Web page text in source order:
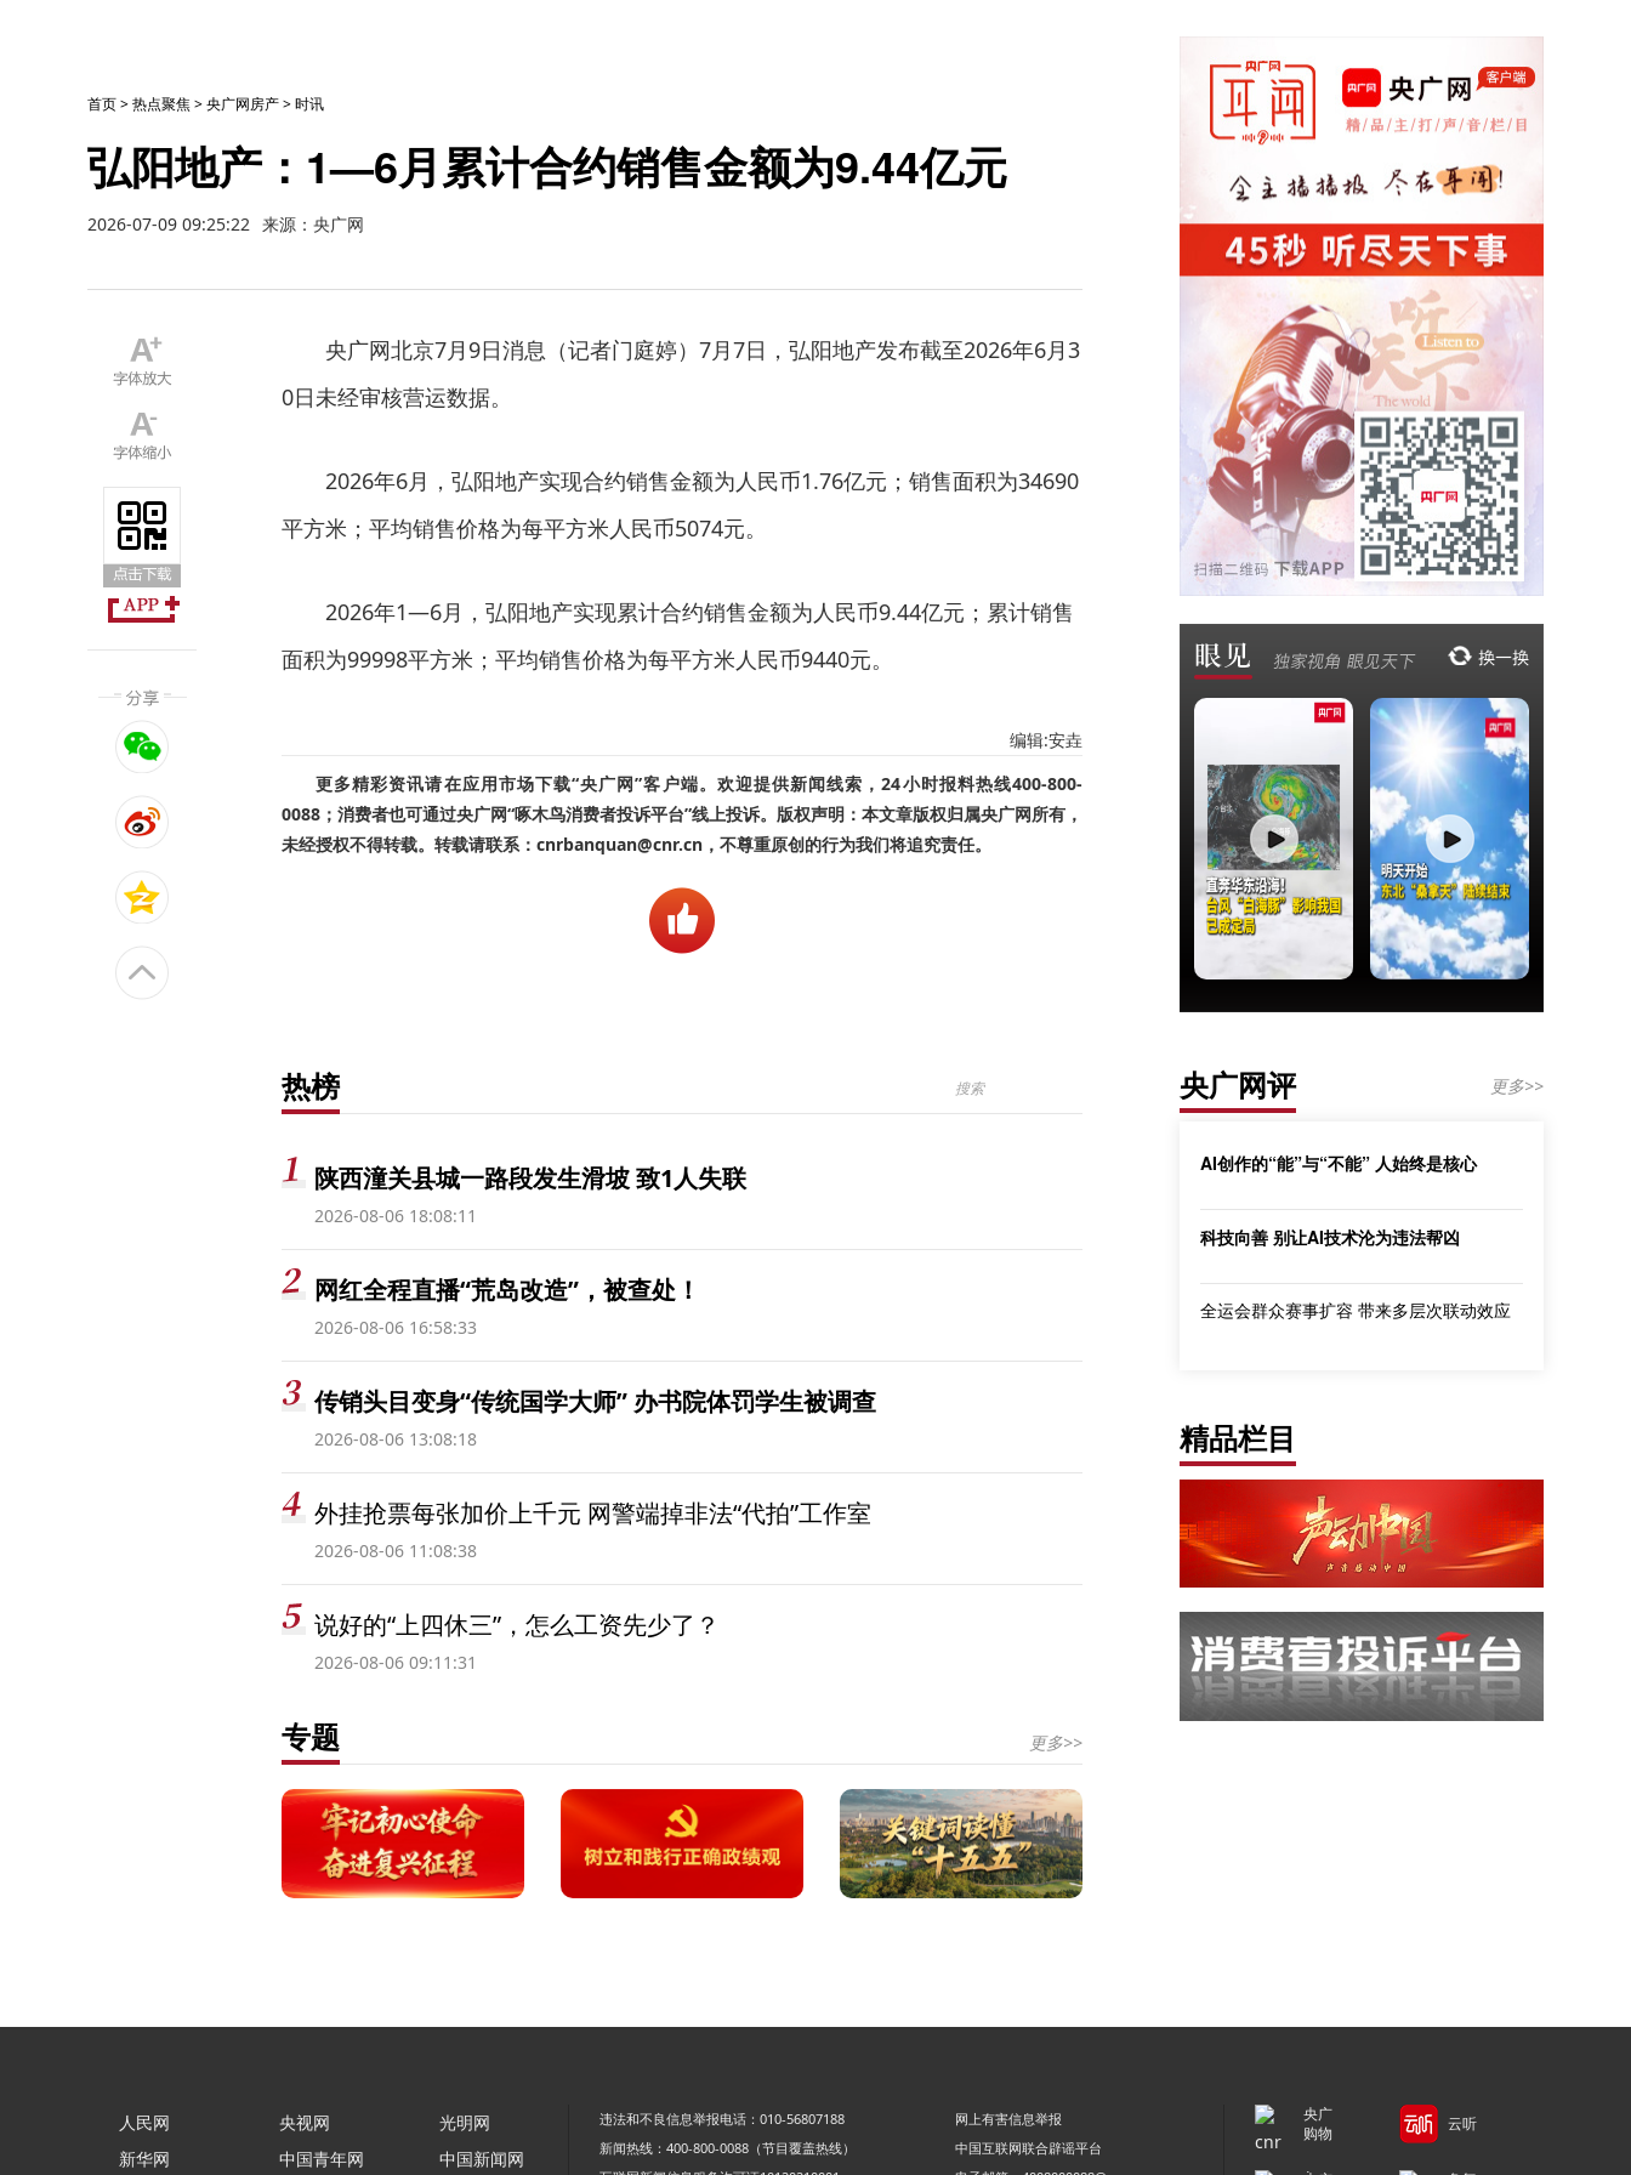
首页>热点聚焦>央广网房产>时讯
弘阳地产：1—6月累计合约销售金额为9.44亿元
2026-07-09 09:25:22 来源：央广网
央广网北京7月9日消息（记者门庭婷）7月7日，弘阳地产发布截至2026年6月3
0日未经审核营运数据。
2026年6月，弘阳地产实现合约销售金额为人民币1.76亿元；销售面积为34690
平方米；平均销售价格为每平方米人民币5074元。
2026年1—6月，弘阳地产实现累计合约销售金额为人民币9.44亿元；累计销售
面积为99998平方米；平均销售价格为每平方米人民币9440元。
编辑:安垚
更多精彩资讯请在应用市场下载“央广网”客户端。欢迎提供新闻线索，24小时报料热线400-800-
0088；消费者也可通过央广网“啄木鸟消费者投诉平台”线上投诉。版权声明：本文章版权归属央广网所有，
未经授权不得转载。转载请联系：cnrbanquan@cnr.cn，不尊重原创的行为我们将追究责任。
热榜
陕西潼关县城一路段发生滑坡 致1人失联
2026-08-06 18:08:11
网红全程直播“荒岛改造”，被查处！
2026-08-06 16:58:33
传销头目变身“传统国学大师” 办书院体罚学生被调查
2026-08-06 13:08:18
外挂抢票每张加价上千元 网警端掉非法“代拍”工作室
2026-08-06 11:08:38
说好的“上四休三”，怎么工资先少了？
2026-08-06 09:11:31
专题 更多>>
央广网评 更多>>
AI创作的“能”与“不能” 人始终是核心
科技向善 别让AI技术沦为违法帮凶
全运会群众赛事扩容 带来多层次联动效应
精品栏目
人民网
新华网
央视网
中国青年网
光明网
中国新闻网
违法和不良信息举报电话：010-56807188
网上有害信息举报
新闻热线：400-800-0088（节目覆盖热线）
中国互联网联合辟谣平台
央广
购物
云听